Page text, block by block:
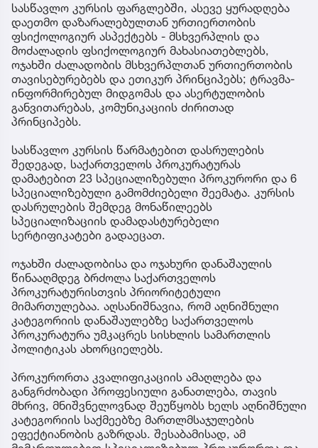
სასწავლო კურსის ფარგლებში, ასევე ყურადღება
დაეთმო დაზარალებულთან ურთიერთობის
ფსიქოლოგიურ ასპექტებს - მსხვერპლის და
მოძალადის ფსიქოლოგიურ მახასიათებლებს,
ოჯახში ძალადობის მსხვერპლთან ურთიერთობის
თავისებურებებს და ეთიკურ პრინციპებს; ტრავმა-
ინფორმირებულ მიდგომას და ასერტულობის
განვითარებას, კომუნიკაციის ძირითად
პრინციპებს.
სასწავლო კურსის წარმატებით დასრულების
შედეგად, საქართველოს პროკურატურას
დამატებით 23 სპეციალიზებული პროკურორი და 6
სპეციალიზებული გამომძიებელი შეემატა. კურსის
დასრულების შემდეგ მონაწილეებს
სპეციალიზაციის დამადასტურებელი
სერტიფიკატები გადაეცათ.
ოჯახში ძალადობისა და ოჯახური დანაშაულის
წინააღმდეგ ბრძოლა საქართველოს
პროკურატურისთვის პრიორიტეტული
მიმართულებაა. აღსანიშნავია, რომ აღნიშნული
კატეგორიის დანაშაულებზე საქართველოს
პროკურატურა უმკაცრეს სისხლის სამართლის
პოლიტიკას ახორციელებს.
პროკურორთა კვალიფიკაციის ამაღლება და
განგრძობადი პროფესიული განათლება, თავის
მხრივ, მნიშვნელოვნად შეუწყობს ხელს აღნიშნული
კატეგორიის საქმეებზე მართლმსაჯულების
ეფექტიანობის გაზრდას. შესაბამისად, ამ